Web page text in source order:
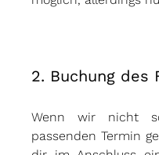
2. Buchung des
Wenn wir nicht
passenden Termin